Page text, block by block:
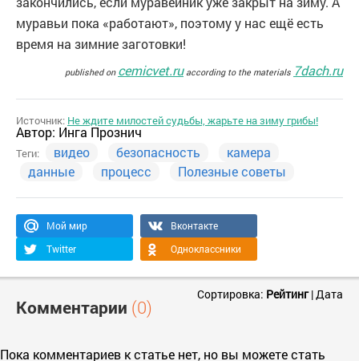
муравьи пока «работают», поэтому у нас ещё есть
время на зимние заготовки!
published on cemicvet.ruaccording to the materials 7dach.ru
Источник: Не ждите милостей судьбы, жарьте на зиму грибы!
Автор: Инга Прознич
Теги: видео безопасность
камера
данные
процесс Полезные советы
Мой мир
Вконтакте
Twitter
Одноклассники
Комментарии (0)
Сортировка: Рейтинг|Дата
Пока комментариев к статье нет, но вы можете стать